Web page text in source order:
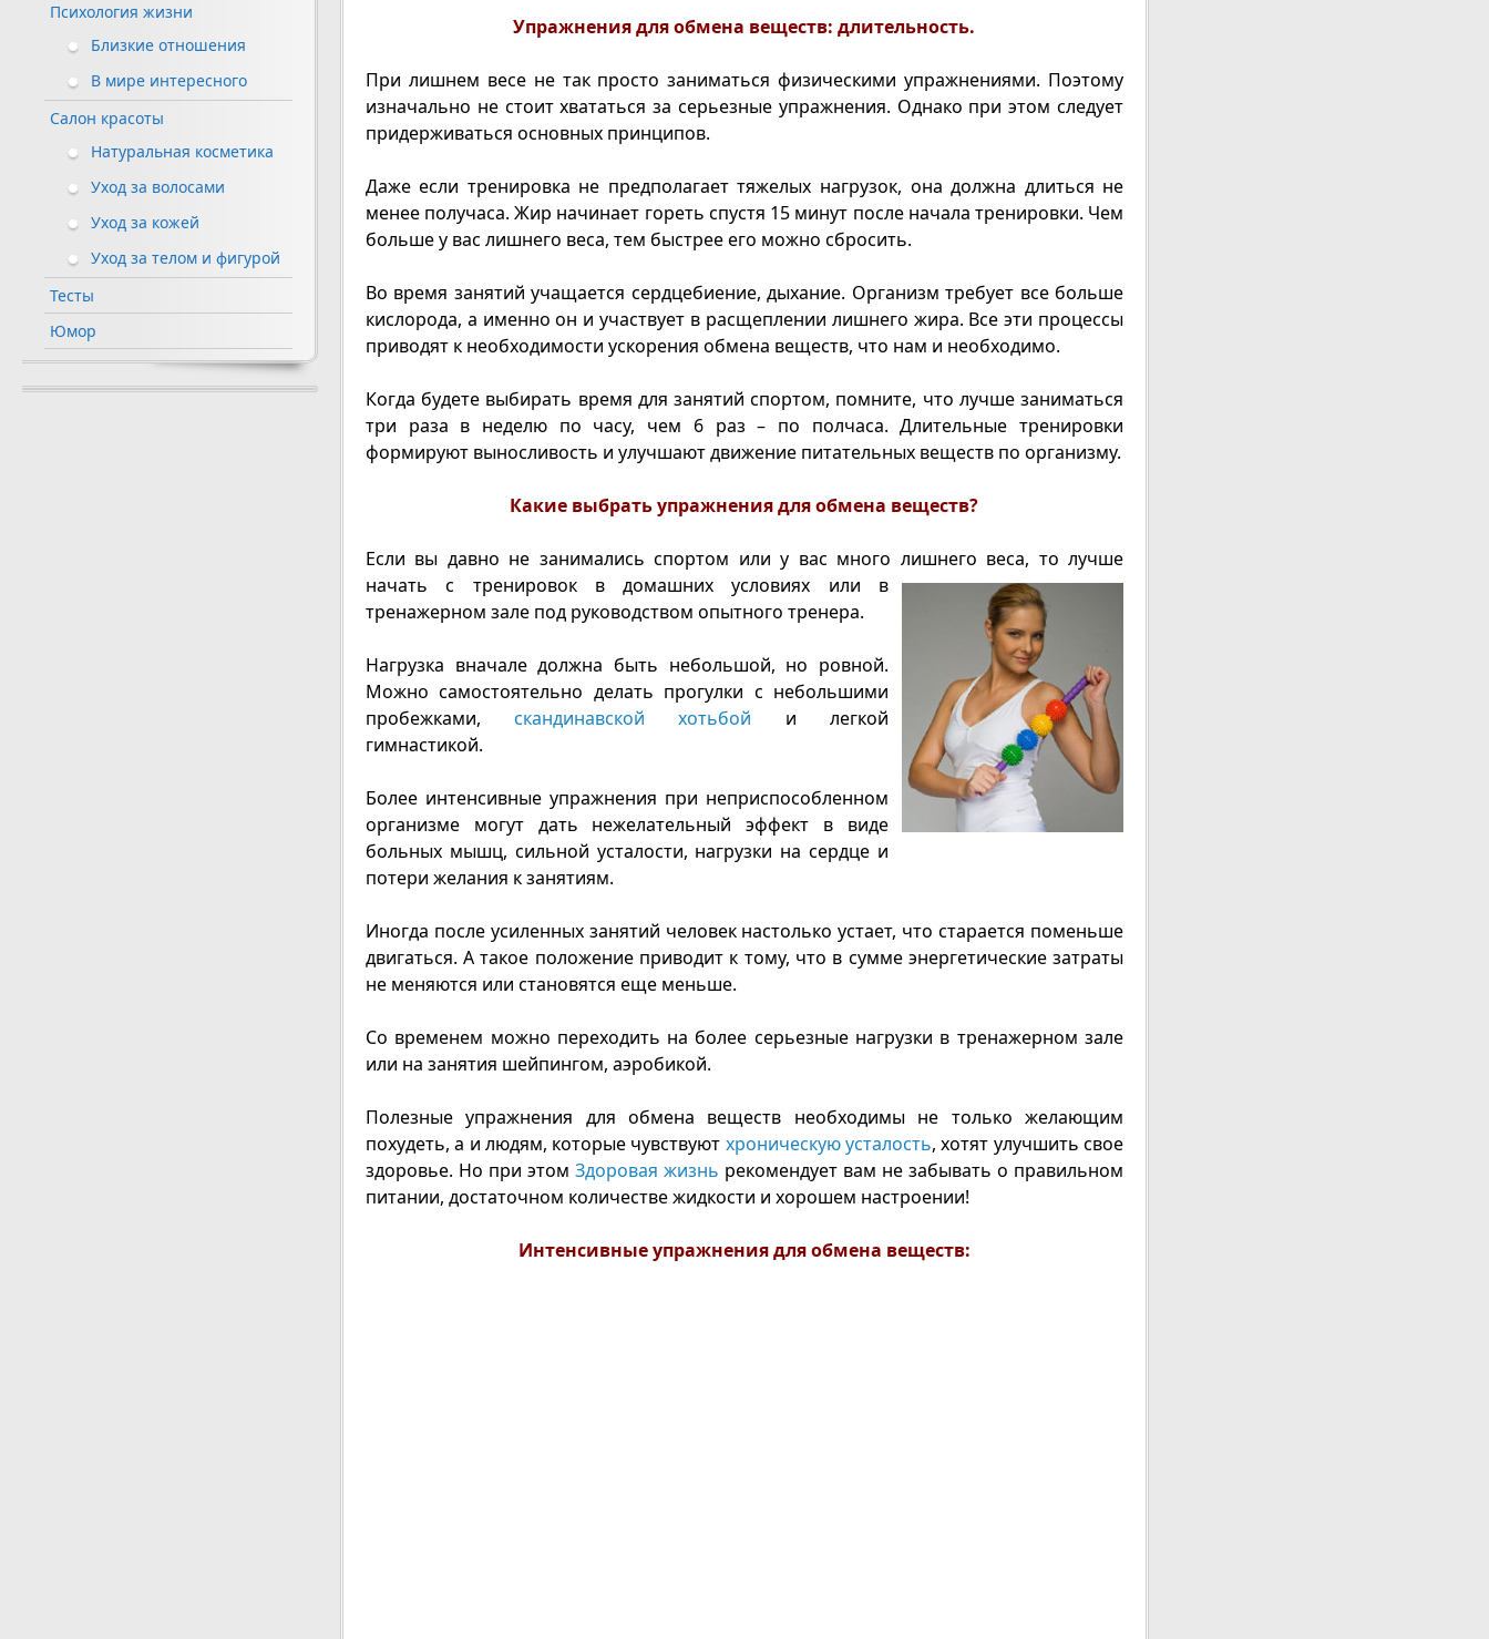
Упражнения для обмена веществ: длительность.
При лишнем весе не так просто заниматься физическими упражнениями. Поэтому
изначально не стоит хвататься за серьезные упражнения. Однако при этом следует
придерживаться основных принципов.
Даже если тренировка не предполагает тяжелых нагрузок, она должна длиться не
менее получаса. Жир начинает гореть спустя 15 минут после начала тренировки. Чем
больше у вас лишнего веса, тем быстрее его можно сбросить.
Во время занятий учащается сердцебиение, дыхание. Организм требует все больше
кислорода, а именно он и участвует в расщеплении лишнего жира. Все эти процессы
приводят к необходимости ускорения обмена веществ, что нам и необходимо.
Когда будете выбирать время для занятий спортом, помните, что лучше заниматься
три раза в неделю по часу, чем 6 раз – по полчаса. Длительные тренировки
формируют выносливость и улучшают движение питательных веществ по организму.
Какие выбрать упражнения для обмена веществ?
Если вы давно не занимались спортом или у вас много лишнего веса, то лучше
начать с тренировокв домашних условиях или в
тренажерном зале под руководством опытного тренера.
Нагрузка вначале должна быть небольшой, но ровной.
Можно самостоятельно делать прогулки с небольшими
пробежками,скандинавской хотьбой и легкой
гимнастикой.
Более интенсивные упражнения при неприспособленном
организме могут дать нежелательный эффект в виде
больных мышц, сильной усталости, нагрузки на сердце и
потери желания к занятиям.
Иногда после усиленных занятий человек настолько устает, что старается поменьше
двигаться. А такое положение приводит к тому, что в сумме энергетические затраты
не меняются или становятся еще меньше.
Со временем можно переходить на более серьезные нагрузки в тренажерном зале
или на занятия шейпингом, аэробикой.
Полезные упражнения для обмена веществ необходимы не только желающим
похудеть, а и людям, которые чувствуют хроническую усталость, хотят улучшить свое
здоровье. Но при этом Здоровая жизнь рекомендует вам не забывать о правильном
питании, достаточном количестве жидкости и хорошем настроении!
Интенсивные упражнения для обмена веществ:
Психология жизни
Близкие отношения
В мире интересного
Салон красоты
Натуральная косметика
Уход за волосами
Уход за кожей
Уход за телом и фигурой
Тесты
Юмор